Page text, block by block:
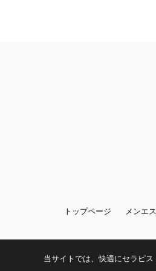
トップページ メンエ
当サイトでは、快適にセラピ